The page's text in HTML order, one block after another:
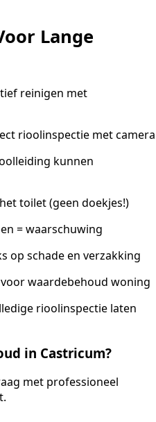
Lange
reinigen met
rioolinspectie met camera
kunnen
toilet (geen doekjes!)
= waarschuwing
op schade en verzakking
waardebehoud woning
rioolinspectie laten
in Castricum?
met professioneel